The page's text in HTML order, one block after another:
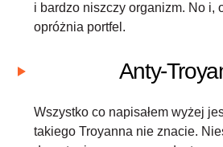
i bardzo niszczy organizm. No i,
opróżnia portfel.
Anty-
Wszystko co napisałem wyżej
takiego Troyanna nie znacie.